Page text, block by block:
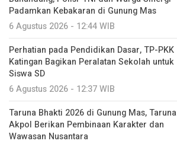
Padamkan Kebakaran di Gunung Mas
6 Agustus 2026 - 12:44 WIB
Perhatian pada Pendidikan Dasar, TP-PKK
Katingan Bagikan Peralatan Sekolah untuk
Siswa SD
6 Agustus 2026 - 12:37 WIB
Taruna Bhakti 2026 di Gunung Mas, Taruna
Akpol Berikan Pembinaan Karakter dan
Wawasan Nusantara